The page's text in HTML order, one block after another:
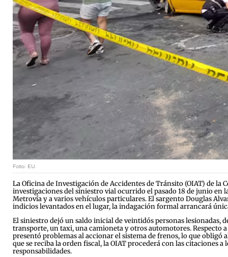
Foto: EU.
La Oficina de Investigación de Accidentes de Tránsito (OIAT) de la
investigaciones del siniestro vial ocurrido el pasado 18 de junio en
Metrovía y a varios vehículos particulares. El sargento Douglas
indicios levantados en el lugar, la indagación formal arrancará
El siniestro dejó un saldo inicial de veintidós personas lesionadas,
transporte, un taxi, una camioneta y otros automotores. Respecto
presentó problemas al accionar el sistema de frenos, lo que
que se reciba la orden fiscal, la OIAT procederá con las citaciones
responsabilidades.